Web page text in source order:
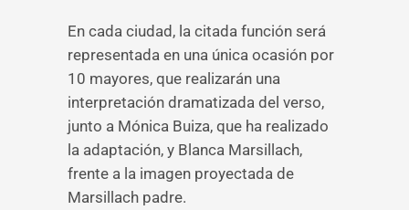
En cada ciudad, la citada función será
representada en una única ocasión por
10 mayores, que realizarán una
interpretación dramatizada del verso,
junto a Mónica Buiza, que ha realizado
la adaptación, y Blanca Marsillach,
frente a la imagen proyectada de
Marsillach padre.